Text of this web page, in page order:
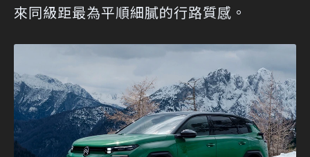
來同級距最為平順細膩的行路質感。